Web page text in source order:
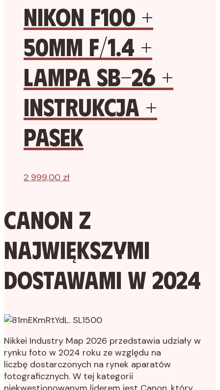
Nikon F100 +
50mm f/1.4 +
lampa SB-26 +
instrukcja +
pasek
2 999,00 zł
Canon z
największymi
dostawami w 2024
Nikkei Industry Map 2026 przedstawia udziały w
rynku foto w 2024 roku ze względu na
liczbę dostarczonych na rynek aparatów
fotograficznych. W tej kategorii